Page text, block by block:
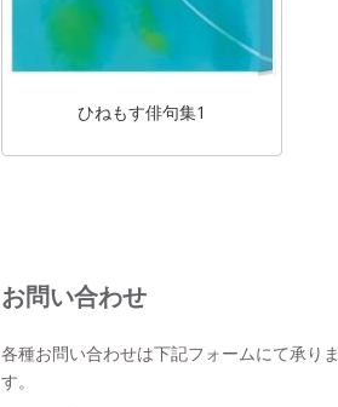
ひねもす俳句集1
お問い合わせ
各種お問い合わせは下記フォームにて承りま
す。